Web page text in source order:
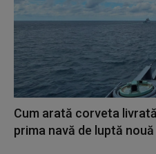
Cum arată corveta
prima navă de luptă